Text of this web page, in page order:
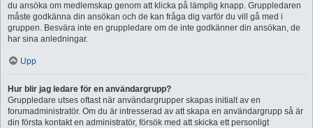
du ansöka om medlemskap genom att klicka på lämplig knapp. Gruppledaren
måste godkänna din ansökan och de kan fråga dig varför du vill gå med i
gruppen. Besvära inte en gruppledare om de inte godkänner din ansökan, de
har sina anledningar.
Upp
Hur blir jag ledare för en användargrupp?
Gruppledare utses oftast när användargrupper skapas initialt av en
forumadministratör. Om du är intresserad av att skapa en användargrupp så är
din första kontakt en administratör, försök med att skicka ett personligt